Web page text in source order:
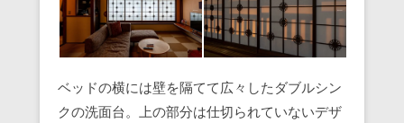
ベッドの横には壁を隔てて広々したダブルシン
クの洗面台。上の部分は仕切られていないデザ